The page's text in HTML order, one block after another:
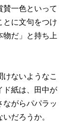
一色といって
とに文句をつけ
物だ」と持ち上
ないようなこ
ド紙は、田中が
ながらパパラッ
だろうか。